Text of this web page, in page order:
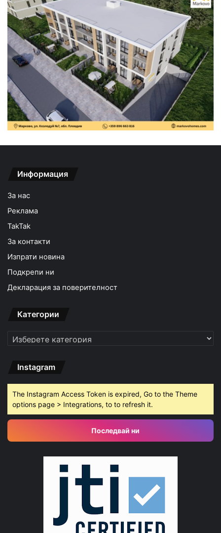
Информация
За нас
Реклама
TakTak
За контакти
Изпрати новина
Подкрепи ни
Декларация за поверителност
Категории
Категории
Instagram
The Instagram Access Token is expired, Go to the Theme
options page > Integrations, to to refresh it.
Последвай ни